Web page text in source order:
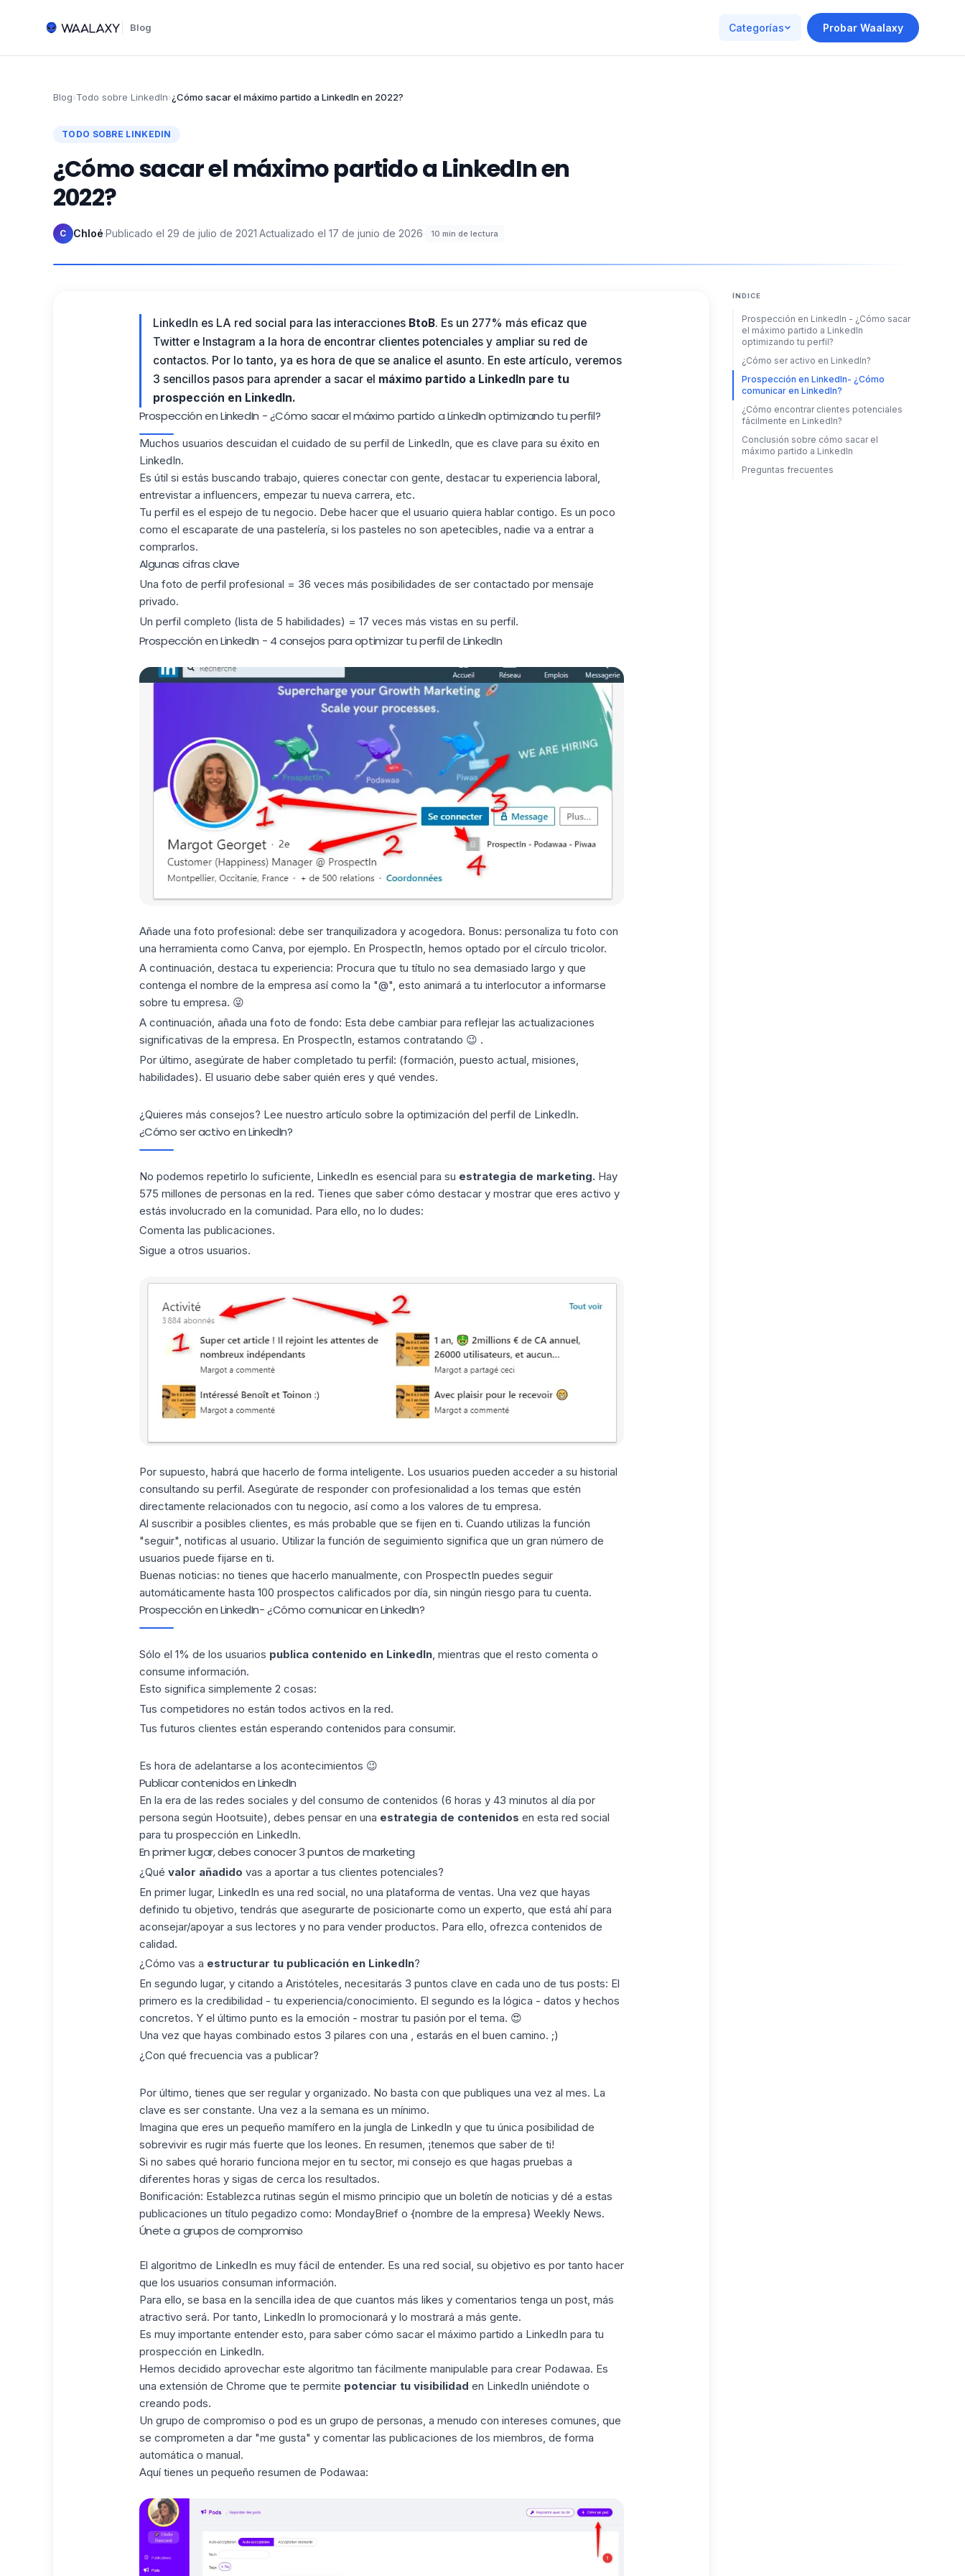
Blog Categorías Probar Waalaxy
Blog›Todo sobre LinkedIn›¿Cómo sacar el máximo partido a LinkedIn en 2022?
TODO SOBRE LINKEDIN
¿Cómo sacar el máximo partido a LinkedIn en
2022?
C Chloé·Publicado el 29 de julio de 2021·Actualizado el 17 de junio de 2026· 10 min de lectura
LinkedIn es LA red social para las interacciones BtoB. Es un 277% más eficaz que
Twitter e Instagram a la hora de encontrar clientes potenciales y ampliar su red de
contactos. Por lo tanto, ya es hora de que se analice el asunto. En este artículo, veremos
3 sencillos pasos para aprender a sacar el máximo partido a LinkedIn pare tu
prospección en LinkedIn.
Prospección en LinkedIn - ¿Cómo sacar el máximo partido a LinkedIn optimizando tu perfil?
Muchos usuarios descuidan el cuidado de su perfil de LinkedIn, que es clave para su éxito en
LinkedIn.
Es útil si estás buscando trabajo, quieres conectar con gente, destacar tu experiencia laboral,
entrevistar a influencers, empezar tu nueva carrera, etc.
Tu perfil es el espejo de tu negocio. Debe hacer que el usuario quiera hablar contigo. Es un poco
como el escaparate de una pastelería, si los pasteles no son apetecibles, nadie va a entrar a
comprarlos.
Algunas cifras clave
Una foto de perfil profesional = 36 veces más posibilidades de ser contactado por mensaje
privado.
Un perfil completo (lista de 5 habilidades) = 17 veces más vistas en su perfil.
Prospección en LinkedIn - 4 consejos para optimizar tu perfil de LinkedIn
Añade una foto profesional: debe ser tranquilizadora y acogedora. Bonus: personaliza tu foto con
una herramienta como Canva, por ejemplo. En ProspectIn, hemos optado por el círculo tricolor.
A continuación, destaca tu experiencia: Procura que tu título no sea demasiado largo y que
contenga el nombre de la empresa así como la "@", esto animará a tu interlocutor a informarse
sobre tu empresa. 😜
A continuación, añada una foto de fondo: Esta debe cambiar para reflejar las actualizaciones
significativas de la empresa. En ProspectIn, estamos contratando 😉 .
Por último, asegúrate de haber completado tu perfil: (formación, puesto actual, misiones,
habilidades). El usuario debe saber quién eres y qué vendes.
¿Quieres más consejos? Lee nuestro artículo sobre la optimización del perfil de LinkedIn.
¿Cómo ser activo en LinkedIn?
No podemos repetirlo lo suficiente, LinkedIn es esencial para su estrategia de marketing. Hay
575 millones de personas en la red. Tienes que saber cómo destacar y mostrar que eres activo y
estás involucrado en la comunidad. Para ello, no lo dudes:
Comenta las publicaciones.
Sigue a otros usuarios.
Por supuesto, habrá que hacerlo de forma inteligente. Los usuarios pueden acceder a su historial
consultando su perfil. Asegúrate de responder con profesionalidad a los temas que estén
directamente relacionados con tu negocio, así como a los valores de tu empresa.
Al suscribir a posibles clientes, es más probable que se fijen en ti. Cuando utilizas la función
"seguir", notificas al usuario. Utilizar la función de seguimiento significa que un gran número de
usuarios puede fijarse en ti.
Buenas noticias: no tienes que hacerlo manualmente, con ProspectIn puedes seguir
automáticamente hasta 100 prospectos calificados por día, sin ningún riesgo para tu cuenta.
Prospección en LinkedIn- ¿Cómo comunicar en LinkedIn?
Sólo el 1% de los usuarios publica contenido en LinkedIn, mientras que el resto comenta o
consume información.
Esto significa simplemente 2 cosas:
Tus competidores no están todos activos en la red.
Tus futuros clientes están esperando contenidos para consumir.
Es hora de adelantarse a los acontecimientos 😉
Publicar contenidos en LinkedIn
En la era de las redes sociales y del consumo de contenidos (6 horas y 43 minutos al día por
persona según Hootsuite), debes pensar en una estrategia de contenidos en esta red social
para tu prospección en LinkedIn.
En primer lugar, debes conocer 3 puntos de marketing
¿Qué valor añadido vas a aportar a tus clientes potenciales?
En primer lugar, LinkedIn es una red social, no una plataforma de ventas. Una vez que hayas
definido tu objetivo, tendrás que asegurarte de posicionarte como un experto, que está ahí para
aconsejar/apoyar a sus lectores y no para vender productos. Para ello, ofrezca contenidos de
calidad.
¿Cómo vas a estructurar tu publicación en LinkedIn?
En segundo lugar, y citando a Aristóteles, necesitarás 3 puntos clave en cada uno de tus posts: El
primero es la credibilidad - tu experiencia/conocimiento. El segundo es la lógica - datos y hechos
concretos. Y el último punto es la emoción - mostrar tu pasión por el tema. 😍
Una vez que hayas combinado estos 3 pilares con una , estarás en el buen camino. ;)
¿Con qué frecuencia vas a publicar?
Por último, tienes que ser regular y organizado. No basta con que publiques una vez al mes. La
clave es ser constante. Una vez a la semana es un mínimo.
Imagina que eres un pequeño mamífero en la jungla de LinkedIn y que tu única posibilidad de
sobrevivir es rugir más fuerte que los leones. En resumen, ¡tenemos que saber de ti!
Si no sabes qué horario funciona mejor en tu sector, mi consejo es que hagas pruebas a
diferentes horas y sigas de cerca los resultados.
Bonificación: Establezca rutinas según el mismo principio que un boletín de noticias y dé a estas
publicaciones un título pegadizo como: MondayBrief o {nombre de la empresa} Weekly News.
Únete a grupos de compromiso
El algoritmo de LinkedIn es muy fácil de entender. Es una red social, su objetivo es por tanto hacer
que los usuarios consuman información.
Para ello, se basa en la sencilla idea de que cuantos más likes y comentarios tenga un post, más
atractivo será. Por tanto, LinkedIn lo promocionará y lo mostrará a más gente.
Es muy importante entender esto, para saber cómo sacar el máximo partido a LinkedIn para tu
prospección en LinkedIn.
Hemos decidido aprovechar este algoritmo tan fácilmente manipulable para crear Podawaa. Es
una extensión de Chrome que te permite potenciar tu visibilidad en LinkedIn uniéndote o
creando pods.
Un grupo de compromiso o pod es un grupo de personas, a menudo con intereses comunes, que
se comprometen a dar "me gusta" y comentar las publicaciones de los miembros, de forma
automática o manual.
Aquí tienes un pequeño resumen de Podawaa:
ÍNDICE
Prospección en LinkedIn - ¿Cómo sacar
el máximo partido a LinkedIn
optimizando tu perfil?
¿Cómo ser activo en LinkedIn?
Prospección en LinkedIn- ¿Cómo
comunicar en LinkedIn?
¿Cómo encontrar clientes potenciales
fácilmente en LinkedIn?
Conclusión sobre cómo sacar el
máximo partido a LinkedIn
Preguntas frecuentes